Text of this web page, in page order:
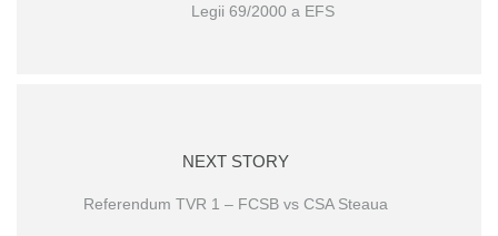
Legii 69/2000 a EFS
NEXT STORY
Referendum TVR 1 – FCSB vs CSA Steaua